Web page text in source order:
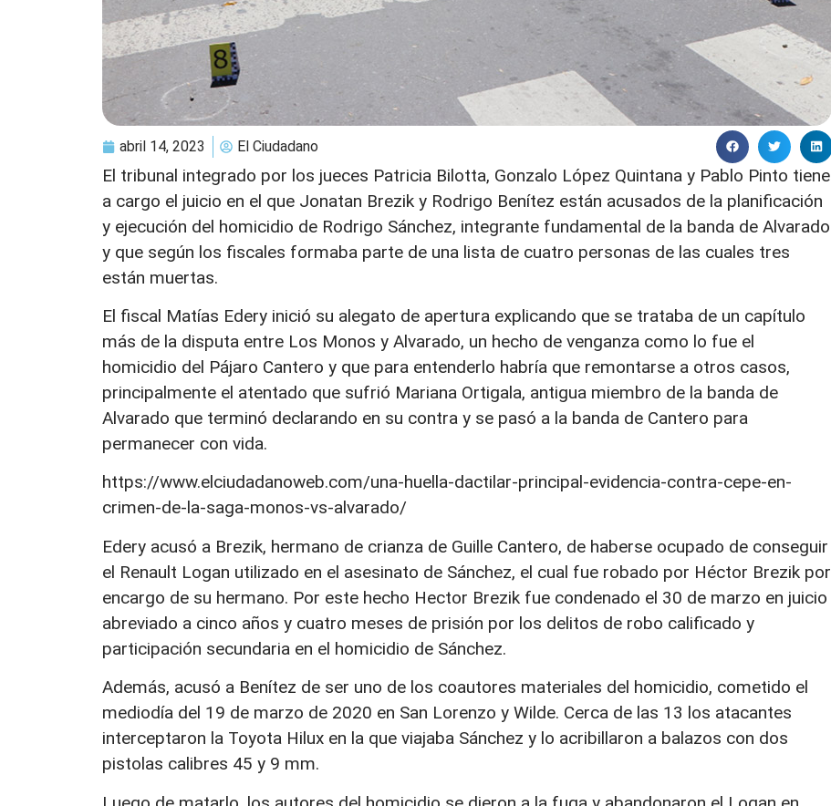
abril 14, 2023 El Ciudadano
El tribunal integrado por los jueces Patricia Bilotta, Gonzalo López Quintana y Pablo Pinto tiene
a cargo el juicio en el que Jonatan Brezik y Rodrigo Benítez están acusados de la planificación
y ejecución del homicidio de Rodrigo Sánchez, integrante fundamental de la banda de Alvarado
y que según los fiscales formaba parte de una lista de cuatro personas de las cuales tres
están muertas.
El fiscal Matías Edery inició su alegato de apertura explicando que se trataba de un capítulo
más de la disputa entre Los Monos y Alvarado, un hecho de venganza como lo fue el
homicidio del Pájaro Cantero y que para entenderlo habría que remontarse a otros casos,
principalmente el atentado que sufrió Mariana Ortigala, antigua miembro de la banda de
Alvarado que terminó declarando en su contra y se pasó a la banda de Cantero para
permanecer con vida.
https://www.elciudadanoweb.com/una-huella-dactilar-principal-evidencia-contra-cepe-en-
crimen-de-la-saga-monos-vs-alvarado/
Edery acusó a Brezik, hermano de crianza de Guille Cantero, de haberse ocupado de conseguir
el Renault Logan utilizado en el asesinato de Sánchez, el cual fue robado por Héctor Brezik por
encargo de su hermano. Por este hecho Hector Brezik fue condenado el 30 de marzo en juicio
abreviado a cinco años y cuatro meses de prisión por los delitos de robo calificado y
participación secundaria en el homicidio de Sánchez.
Además, acusó a Benítez de ser uno de los coautores materiales del homicidio, cometido el
mediodía del 19 de marzo de 2020 en San Lorenzo y Wilde. Cerca de las 13 los atacantes
interceptaron la Toyota Hilux en la que viajaba Sánchez y lo acribillaron a balazos con dos
pistolas calibres 45 y 9 mm.